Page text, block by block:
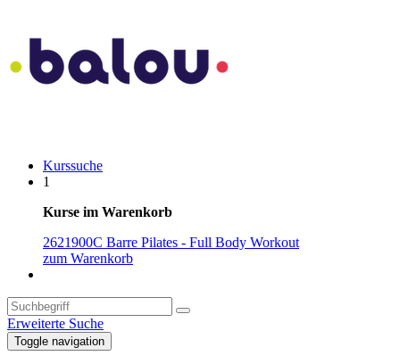
Kurssuche
1
Kurse im Warenkorb
2621900C Barre Pilates - Full Body Workout
zum Warenkorb
Erweiterte Suche
Toggle navigation